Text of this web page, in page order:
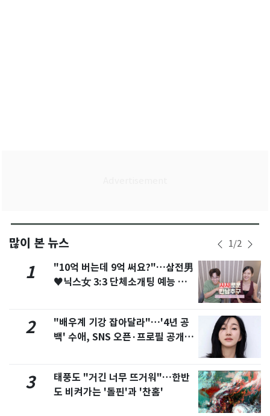
많이 본 뉴스 1/2
1
"10억 버는데 9억 써요?"…삼전男
♥닉스女 3:3 단체소개팅 예능 화
2
"배우계 기강 잡아달라"…'4년 공
백' 수애, SNS 오픈·프로필 공개
3
태풍도 "거긴 너무 뜨거워"…한반
도 비켜가는 '돌핀'과 '찬홈'